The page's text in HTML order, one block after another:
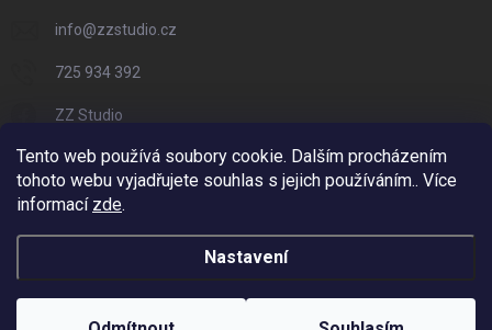
Tento web používá soubory cookie. Dalším procházením
tohoto webu vyjadřujete souhlas s jejich používáním.. Více
informací zde.
Nastavení
info@zzstudio.cz
725 934 392
ZZ Studio
zzstudio_cz
Vytvořil Shoptet
ZZ Eshop - Svět potisku. Všechna práva vyhrazena.